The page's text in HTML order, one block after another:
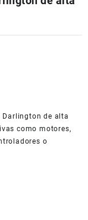
Darlington de alta
como motores,
o